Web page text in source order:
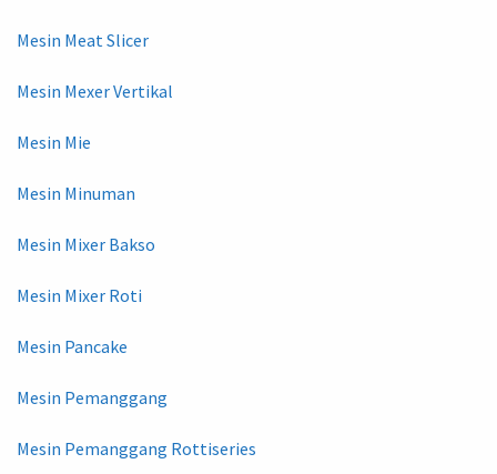
Mesin Meat Slicer
Mesin Mexer Vertikal
Mesin Mie
Mesin Minuman
Mesin Mixer Bakso
Mesin Mixer Roti
Mesin Pancake
Mesin Pemanggang
Mesin Pemanggang Rottiseries